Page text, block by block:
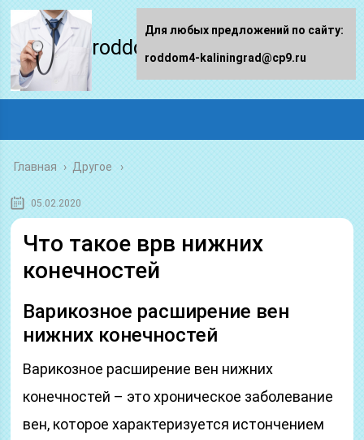
roddom4-kaliningrad.ru
Главная › Другое
05.02.2020
Что такое врв нижних
конечностей
Варикозное расширение вен
нижних конечностей
Варикозное расширение вен нижних
конечностей – это хроническое заболевание
вен, которое характеризуется истончением
Для любых предложений по сайту:
roddom4-kaliningrad@cp9.ru